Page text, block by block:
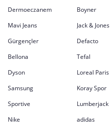
Dermoeczanem
Boyner
Mavi Jeans
Jack & Jones
Gürgençler
Defacto
Bellona
Tefal
Dyson
Loreal Paris
Samsung
Koray Spor
Sportive
Lumberjack
Nike
adidas